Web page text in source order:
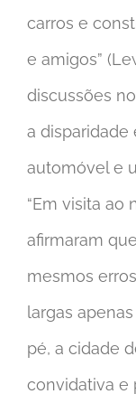
carros e
e amigos”
discussões
a disparidade
automóvel e
“Em visita ao
afirmaram
mesmos
largas
pé, a cidade
convidativa e